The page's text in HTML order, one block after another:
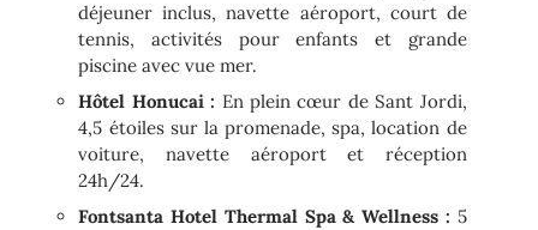
déjeuner inclus, navette aéroport, court de
tennis, activités pour enfants et grande
piscine avec vue mer.
Hôtel Honucai : En plein cœur de Sant Jordi,
4,5 étoiles sur la promenade, spa, location de
voiture, navette aéroport et réception
24h/24.
Fontsanta Hotel Thermal Spa & Wellness : 5